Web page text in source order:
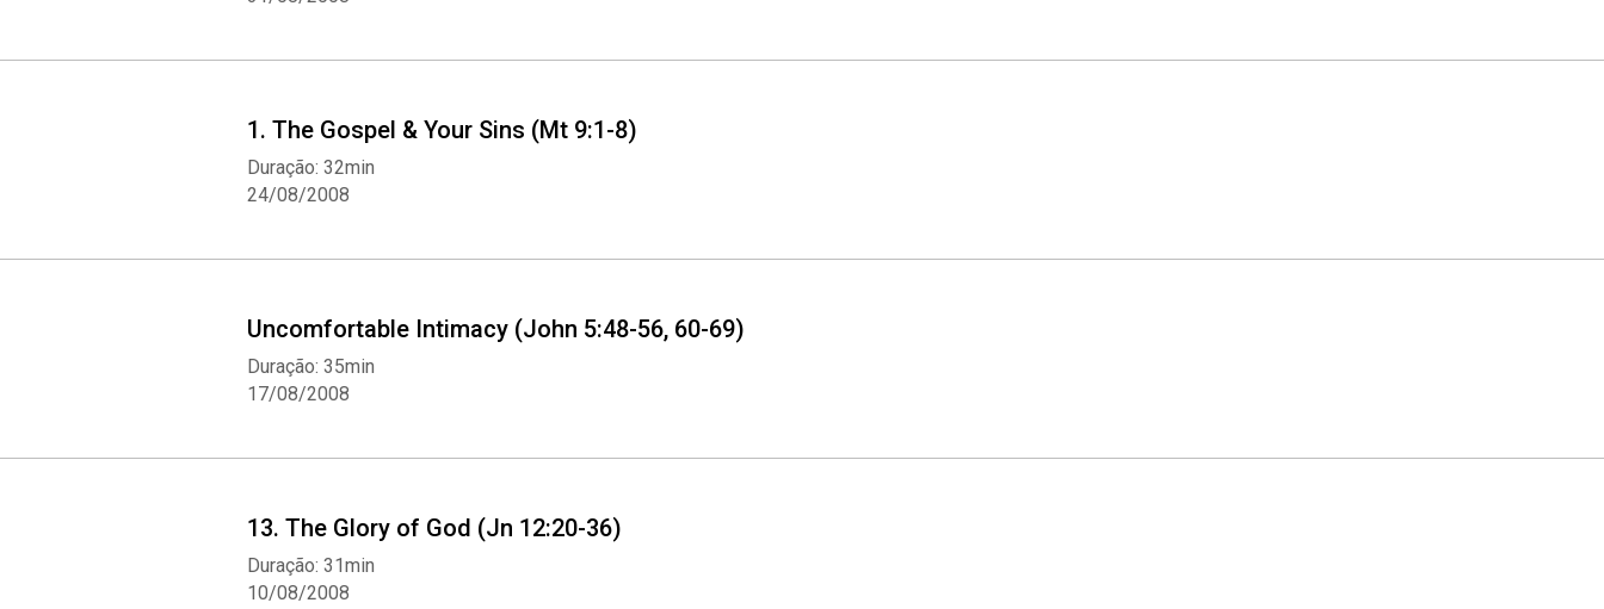
1. The Gospel & Your Sins (Mt 9:1-8)
24/08/2008
Duração: 32min
Uncomfortable Intimacy (John 5:48-56, 60-69)
17/08/2008
Duração: 35min
13. The Glory of God (Jn 12:20-36)
10/08/2008
Duração: 31min